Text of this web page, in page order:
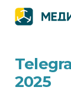
2025